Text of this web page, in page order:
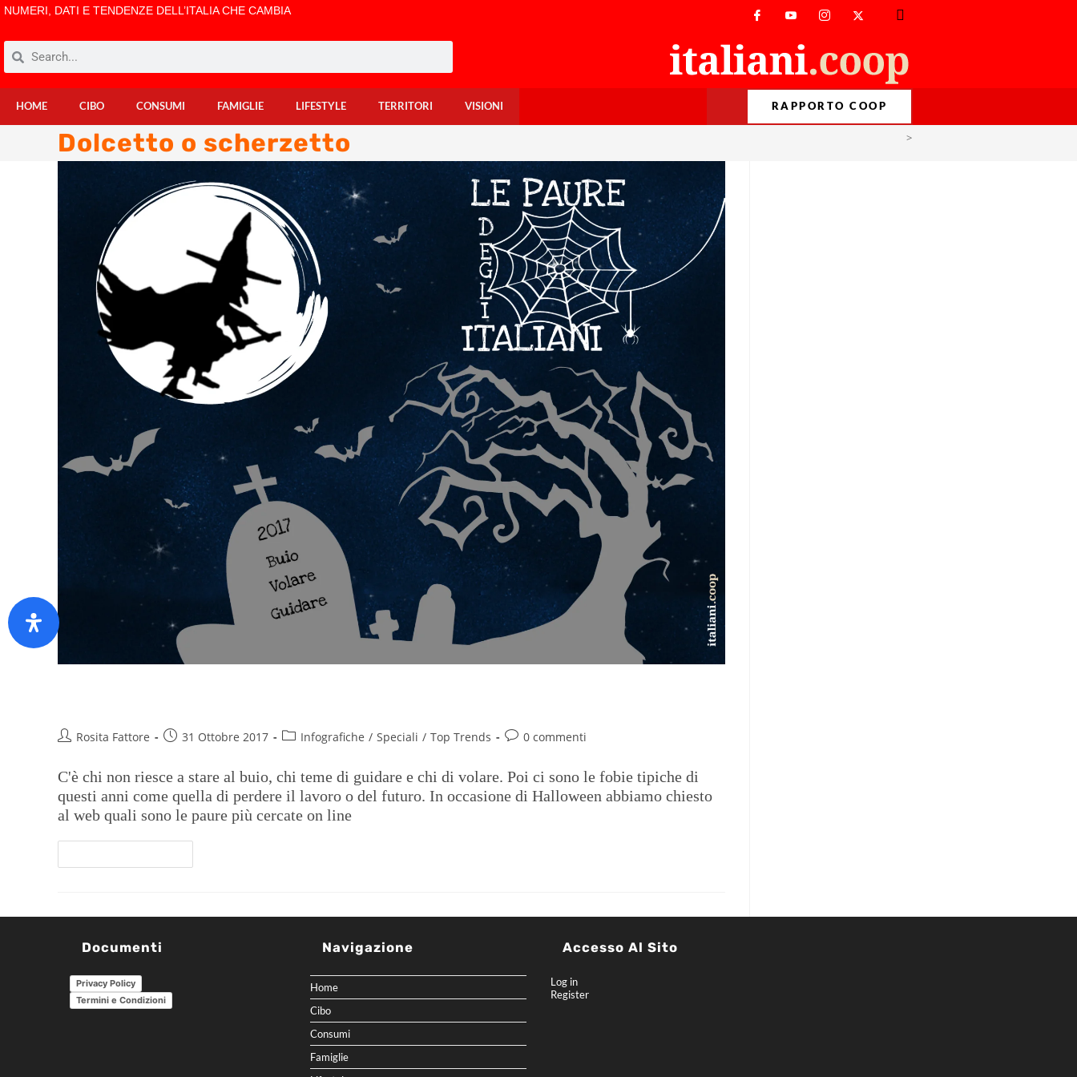
NUMERI, DATI E TENDENZE DELL’ITALIA CHE CAMBIA
HOME CIBO CONSUMI FAMIGLIE LIFESTYLE TERRITORI VISIONI RAPPORTO COOP
Dolcetto o scherzetto >
Rosita Fattore 31 Ottobre 2017 Infografiche / Speciali / Top Trends 0 commenti
C'è chi non riesce a stare al buio, chi teme di guidare e chi di volare. Poi ci sono le fobie tipiche di
questi anni come quella di perdere il lavoro o del futuro. In occasione di Halloween abbiamo chiesto
al web quali sono le paure più cercate on line
Documenti
Privacy Policy
Termini e Condizioni
Navigazione
Home
Cibo
Consumi
Famiglie
Accesso Al Sito
Log in
Register